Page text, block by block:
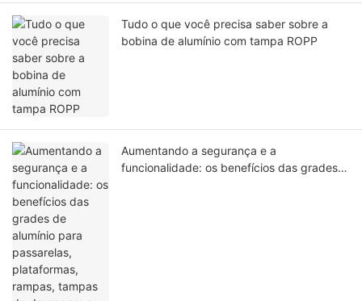
Tudo o que você precisa saber sobre a
bobina de alumínio com tampa ROPP
Aumentando a segurança e a
funcionalidade: os benefícios das grades